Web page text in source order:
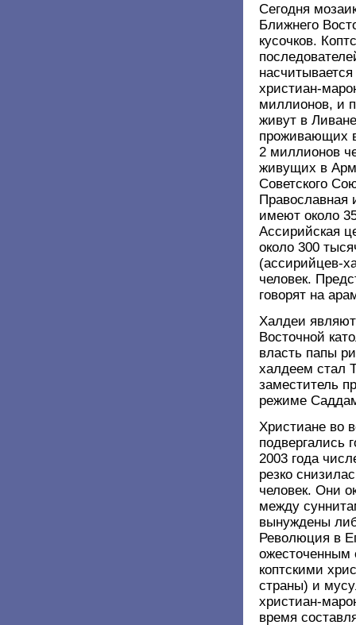
Сегодня
Ближнего
кусочков.
христиан-
миллионов, и
живут в
проживающих
2 миллионов
живущих в
Советского
Православная
имеют около
Ассирийская
около 300
(ассирийцев-
человек.
говорят на
Халдеи
Восточной
власть папы
халдеем стал
заместитель
режиме
Христиане во
подвергались
2003 года
резко
человек. Они
между
вынуждены
Революция в
ожесточенным
коптскими
страны) и
христиан-
время